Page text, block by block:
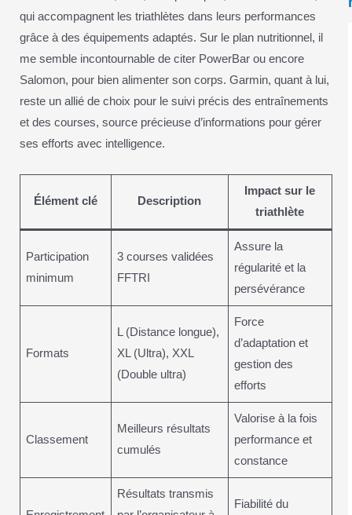
qui accompagnent les triathlètes dans leurs performances
grâce à des équipements adaptés. Sur le plan nutritionnel, il
me semble incontournable de citer PowerBar ou encore
Salomon, pour bien alimenter son corps. Garmin, quant à lui,
reste un allié de choix pour le suivi précis des entraînements
et des courses, source précieuse d’informations pour gérer
ses efforts avec intelligence.
Élément clé Description
Impact sur le
triathlète
Participation
minimum
3 courses validées
FFTRI
Assure la
régularité et la
persévérance
Formats
L (Distance longue),
XL (Ultra), XXL
(Double ultra)
Force
d’adaptation et
gestion des
efforts
Classement
Meilleurs résultats
cumulés
Valorise à la fois
performance et
constance
Résultats transmis
Fiabilité du